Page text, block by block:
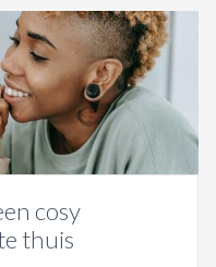
cosy
thuis